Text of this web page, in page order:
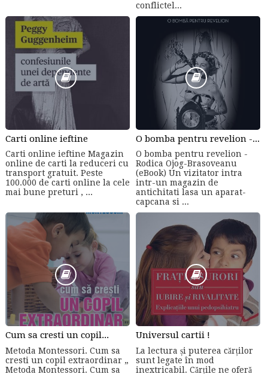
conflictel...
Carti online ieftine
Carti online ieftine Magazin
online de carti la reduceri cu
transport gratuit. Peste
100.000 de carti online la cele
mai bune preturi , ...
O bomba pentru revelion - Rodica Ojog-Brasoveanu (eBook)
O bomba pentru revelion -
Rodica Ojog-Brasoveanu
(eBook) Un vizitator intra
intr-un magazin de
antichitati lasa un aparat-
capcana si ...
Cum sa cresti un copil...
Metoda Montessori. Cum sa
cresti un copil extraordinar „
Metoda Montessori. Cum sa
Universul cartii !
La lectura și puterea cărților
sunt legate în mod
inextricabil. Cărțile ne oferă